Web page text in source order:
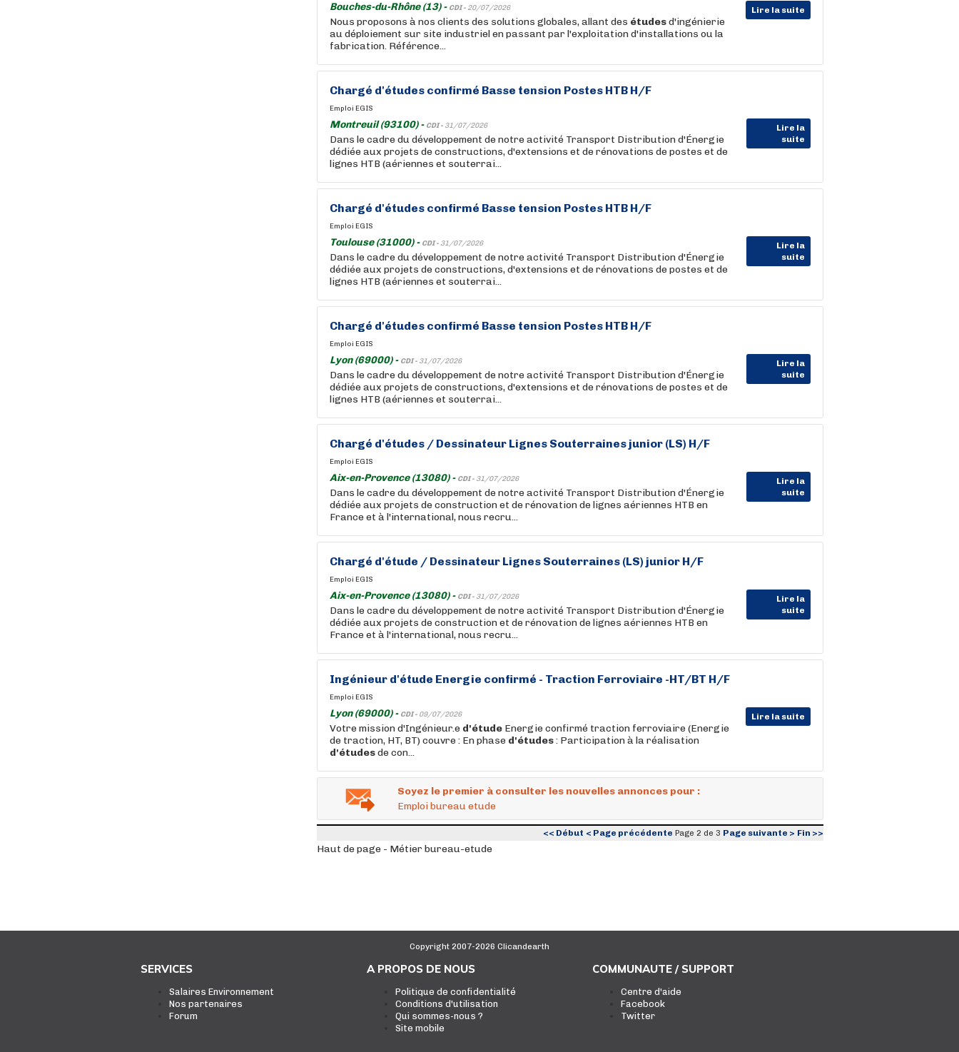
Bouches-du-Rhône (13) - CDI - 20/07/2026 Lire la suite
Nous proposons à nos clients des solutions globales, allant des étudesd'ingénierie
au déploiement sur site industriel en passant par l'exploitation d'installations ou la
fabrication. Référence...
Chargé d'études confirmé Basse tension Postes HTB H/F
Emploi EGIS
Montreuil (93100) - CDI - 31/07/2026
Lire la
suite
Dans le cadre du développement de notre activité Transport Distribution d'Énergie
dédiée aux projets de constructions, d'extensions et de rénovations de postes et de
lignes HTB (aériennes et souterrai...
Chargé d'études confirmé Basse tension Postes HTB H/F
Emploi EGIS
Toulouse (31000) - CDI - 31/07/2026
Lire la
suite
Dans le cadre du développement de notre activité Transport Distribution d'Énergie
dédiée aux projets de constructions, d'extensions et de rénovations de postes et de
lignes HTB (aériennes et souterrai...
Chargé d'études confirmé Basse tension Postes HTB H/F
Emploi EGIS
Lyon (69000) - CDI - 31/07/2026
Lire la
suite
Dans le cadre du développement de notre activité Transport Distribution d'Énergie
dédiée aux projets de constructions, d'extensions et de rénovations de postes et de
lignes HTB (aériennes et souterrai...
Chargé d'études / Dessinateur Lignes Souterraines junior (LS) H/F
Emploi EGIS
Aix-en-Provence (13080) - CDI - 31/07/2026
Lire la
suite
Dans le cadre du développement de notre activité Transport Distribution d'Énergie
dédiée aux projets de construction et de rénovation de lignes aériennes HTB en
France et à l'international, nous recru...
Chargé d'étude / Dessinateur Lignes Souterraines (LS) junior H/F
Emploi EGIS
Aix-en-Provence (13080) - CDI - 31/07/2026
Lire la
suite
Dans le cadre du développement de notre activité Transport Distribution d'Énergie
dédiée aux projets de construction et de rénovation de lignes aériennes HTB en
France et à l'international, nous recru...
Ingénieur d'étude Energie confirmé - Traction Ferroviaire -HT/BT H/F
Emploi EGIS
Lyon (69000) - CDI - 09/07/2026 Lire la suite
Votre mission d'Ingénieur.e d'étude Energie confirmé traction ferroviaire (Energie
de traction, HT, BT) couvre : En phase d'études: Participation à la réalisation
d'étudesde con...
Soyez le premier à consulter les nouvelles annonces pour :
Emploi bureau etude
<< Début < Page précédente Page 2 de 3 Page suivante > Fin >>
Haut de page - Métier bureau-etude
Copyright 2007-2026 Clicandearth
SERVICES
Salaires Environnement
Nos partenaires
Forum
A PROPOS DE NOUS
Politique de confidentialité
Conditions d'utilisation
Qui sommes-nous ?
Site mobile
COMMUNAUTE / SUPPORT
Centre d'aide
Facebook
Twitter